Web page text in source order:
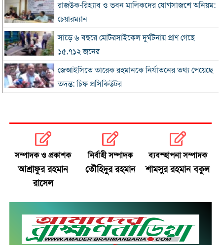
রাজউক-রিহ্যাব ও ভবন মালিকদের যোগসাজশে অনিয়ম:
চেয়ারম্যান
সাড়ে ৬ বছরে মোটরসাইকেল দুর্ঘটনায় প্রাণ গেছে
১৫,৭১২ জনের
জেআইসিতে তারেক রহমানকে নির্যাতনের তথ্য পেয়েছে
তদন্ত: চিফ প্রসিকিউটর
আইইডির নেপথ্যে কারা, বিদেশি অর্থের যোগসূত্র খুঁজছে
গোয়েন্দারা
ঢাকায় সকাল থেকেই বৃষ্টি, থাকতে পারে দিনভর
স্বর্ণের দাম আবারও বাড়ল, ভরি ২ লাখ ৩৪ হাজার
সম্পাদক ও প্রকাশক
আশ্রাফুর রহমান
রাসেল
নির্বাহী সম্পাদক
তৌহিদুর রহমান
ব্যবস্হাপনা সম্পাদক
শামসুর রহমান বকুল